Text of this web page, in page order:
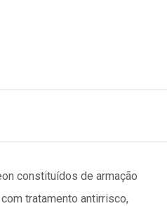
constituídos de armação
tratamento antirrisco,